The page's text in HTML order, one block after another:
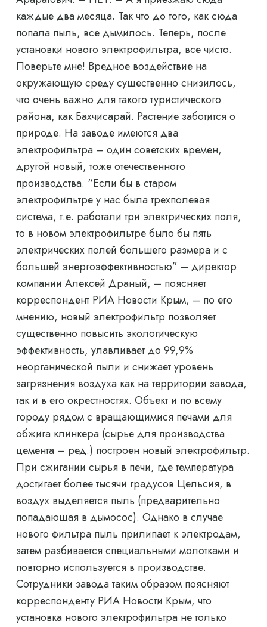
каждые два месяца. Так что до того, как сюда
попала пыль, все дымилось. Теперь, после
установки нового электрофильтра, все чисто.
Поверьте мне! Вредное воздействие на
окружающую среду существенно снизилось,
что очень важно для такого туристического
района, как Бахчисарай. Растение заботится о
природе. На заводе имеются два
электрофильтра – один советских времен,
другой новый, тоже отечественного
производства. “Если бы в старом
электрофильтре у нас была трехполевая
система, т.е. работали три электрических поля,
то в новом электрофильтре было бы пять
электрических полей большего размера и с
большей энергоэффективностью” – директор
компании Алексей Драный, – поясняет
корреспондент РИА Новости Крым, – по его
мнению, новый электрофильтр позволяет
существенно повысить экологическую
эффективность, улавливает до 99,9%
неорганической пыли и снижает уровень
загрязнения воздуха как на территории завода,
так и в его окрестностях. Объект и по всему
городу рядом с вращающимися печами для
обжига клинкера (сырье для производства
цемента – ред.) построен новый электрофильтр.
При сжигании сырья в печи, где температура
достигает более тысячи градусов Цельсия, в
воздух выделяется пыль (предварительно
попадающая в дымосос). Однако в случае
нового фильтра пыль прилипает к электродам,
затем разбивается специальными молотками и
повторно используется в производстве.
Сотрудники завода таким образом поясняют
корреспонденту РИА Новости Крым, что
установка нового электрофильтра не только